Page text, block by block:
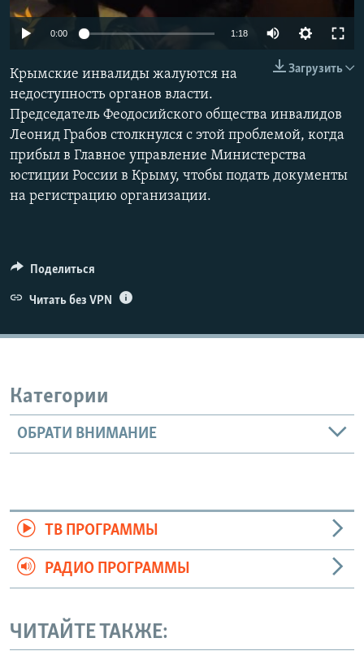
ПОБЕДИТЕЛЕЙ НЕ СУДЯТ?
КРЫМ.НЕПОКОРЕННЫЙ
ELIFBE
УКРАИНСКАЯ ПРОБЛЕМА КРЫМА
ПРИСОЕДИНЯЙТЕСЬ!
Все сайты RFE/RL
0:00 1:18
Загрузить
Крымские инвалиды жалуются на
недоступность органов власти.
Председатель Феодосийского общества инвалидов
Леонид Грабов столкнулся с этой проблемой, когда
прибыл в Главное управление Министерства
юстиции России в Крыму, чтобы подать документы
на регистрацию организации.
Поделиться
Читать без VPN
Категории
ОБРАТИ ВНИМАНИЕ
ТВ ПРОГРАММЫ
РАДИО ПРОГРАММЫ
ЧИТАЙТЕ ТАКЖЕ: